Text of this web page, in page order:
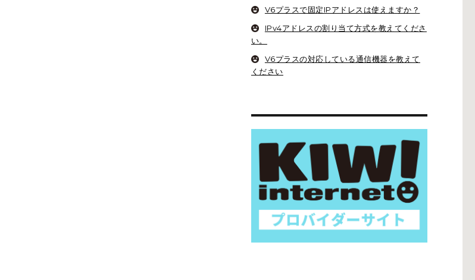
V6プラスで固定IPアドレスは使えますか？
IPv4アドレスの割り当て方式を教えてくださ
い。
V6プラスの対応している通信機器を教えて
ください